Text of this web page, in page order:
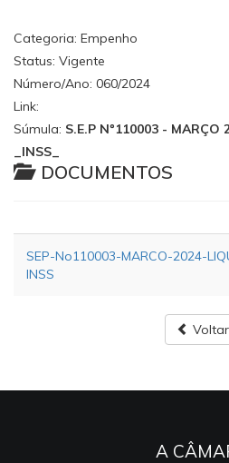
Categoria: Empenho
Status: Vigente
Número/Ano: 060/2024
Link:
Súmula: S.E.P Nº110003 - MARÇO
_INSS_
DOCUMENTOS
SEP-No110003-MARCO-2024-
INSS
Voltar
A